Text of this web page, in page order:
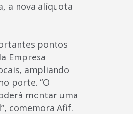
a nova alíquota
pontos
Empresa
ampliando
porte. “O
montar uma
comemora Afif.